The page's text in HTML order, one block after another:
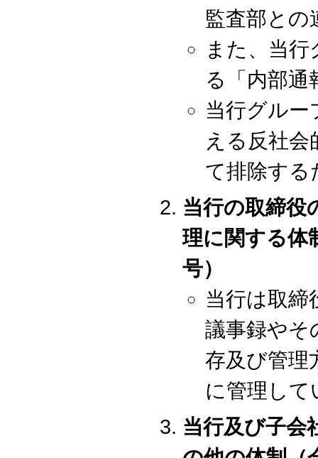
監査部との
また、当
る「内部通
当行グルー
える反社
て排除する
当行の取締役
理に関する体
号）
当行は取締
議事録やそ
存及び管理
に管理して
当行及び子会